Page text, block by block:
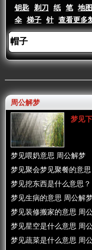
钥匙
剃刀 纸 笔 地图
伞
梯子 针 查看更多
周公解梦
梦见
梦见喂奶意思 周公解梦
梦见聚会梦见聚餐的意
梦见挖东西是什么意思？
梦见生病的意思 周公解
梦见装修搬家的意思 周
梦见星空是什么意思 周
梦见蔬菜是什么意思 周